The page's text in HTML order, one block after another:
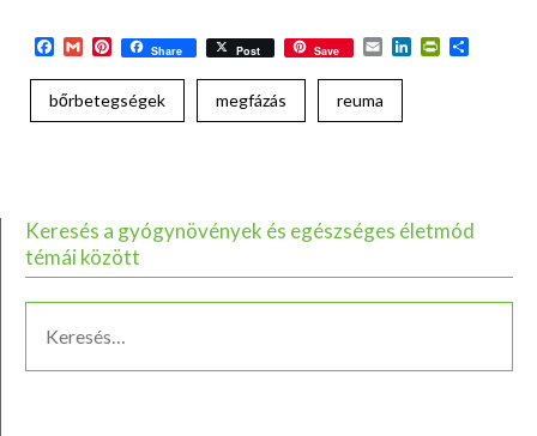
Facebook
GmailPinterest
Share Post Save EmailLinkedIn
bőrbetegségek megfázás reuma
Keresés a gyógynövények és egészséges életmód
témái között